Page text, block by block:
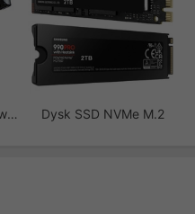
Akcesoria do telefonów GSM Dysk SSD NVMe M.2